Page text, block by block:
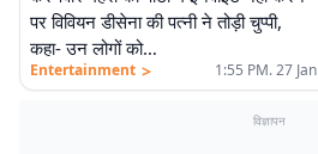
पर विवियन डीसेना की पत्नी ने तोड़ी चुप्पी,
कहा- उन लोगों को…
Entertainment > 1:55 PM. 27 Jan
विज्ञापन